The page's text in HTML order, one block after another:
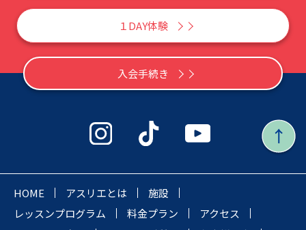
１DAY体験
入会手続き
HOME アスリエとは
施設
レッスンプログラム
料金プラン
アクセス